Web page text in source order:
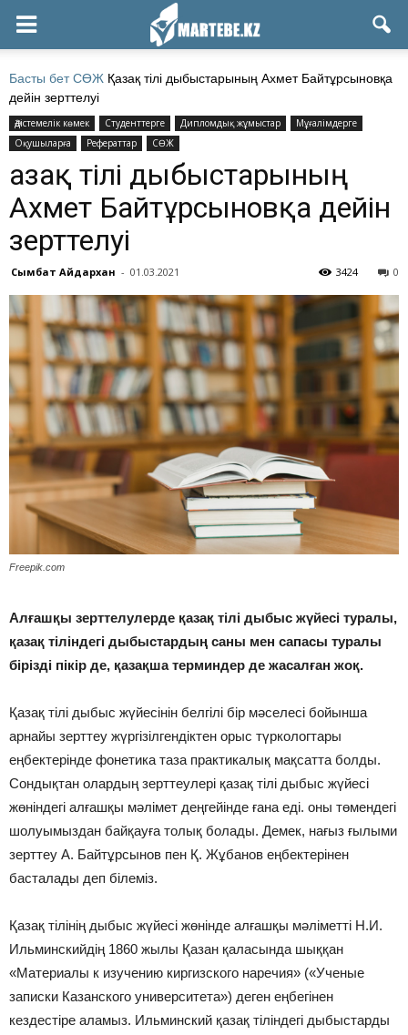
Басты бет СӨЖ Қазақ тілі дыбыстарының Ахмет Байтұрсыновқа
дейін зерттелуі
Әдістемелік көмек Студенттерге Дипломдық жұмыстар
Мұғалімдерге
Оқушыларға
Рефераттар СӨЖ
Қазақ тілі дыбыстарының
Ахмет Байтұрсыновқа дейін
зерттелуі
Сымбат Айдархан - 01.03.2021 0
3424
Freepik.com
Алғашқы зерттелулерде қазақ тілі дыбыс жүйесі туралы,
қазақ тіліндегі дыбыстардың саны мен сапасы туралы
бірізді пікір де, қазақша терминдер де жасалған жоқ.
Қазақ тілі дыбыс жүйесінін белгілі бір мәселесі бойынша
арнайы зерттеу жүргізілгендіктен орыс түркологтары
еңбектерінде фонетика таза практикалық мақсатта болды.
Сондықтан олардың зерттеулері қазақ тілі дыбыс жүйесі
жөніндегі алғашқы мәлімет деңгейінде ғана еді. оны төмендегі
шолуымыздан байқауға толық болады. Демек, нағыз ғылыми
зерттеу А. Байтұрсынов пен Қ. Жұбанов еңбектерінен
басталады деп білеміз.
Қазақ тілінің дыбыс жүйесі жөнінде алғашқы мәліметті Н.И.
Ильминскийдің 1860 жылы Қазан қаласында шыққан
«Материалы к изучению киргизского наречия» («Ученые
записки Казанского университета») деген еңбегінен
кездестіре аламыз. Ильминский қазақ тіліндегі дыбыстарды